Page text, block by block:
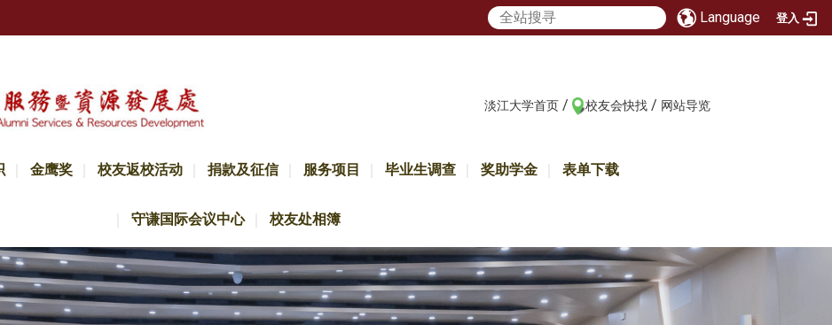
Language 登入
淡江大学首页 / 校友会快找 / 网站导览
金鹰奖 校友返校活动 捐款及征信 服务项目 毕业生调查 奖助学金 表单下载
守谦国际会议中心 校友处相簿